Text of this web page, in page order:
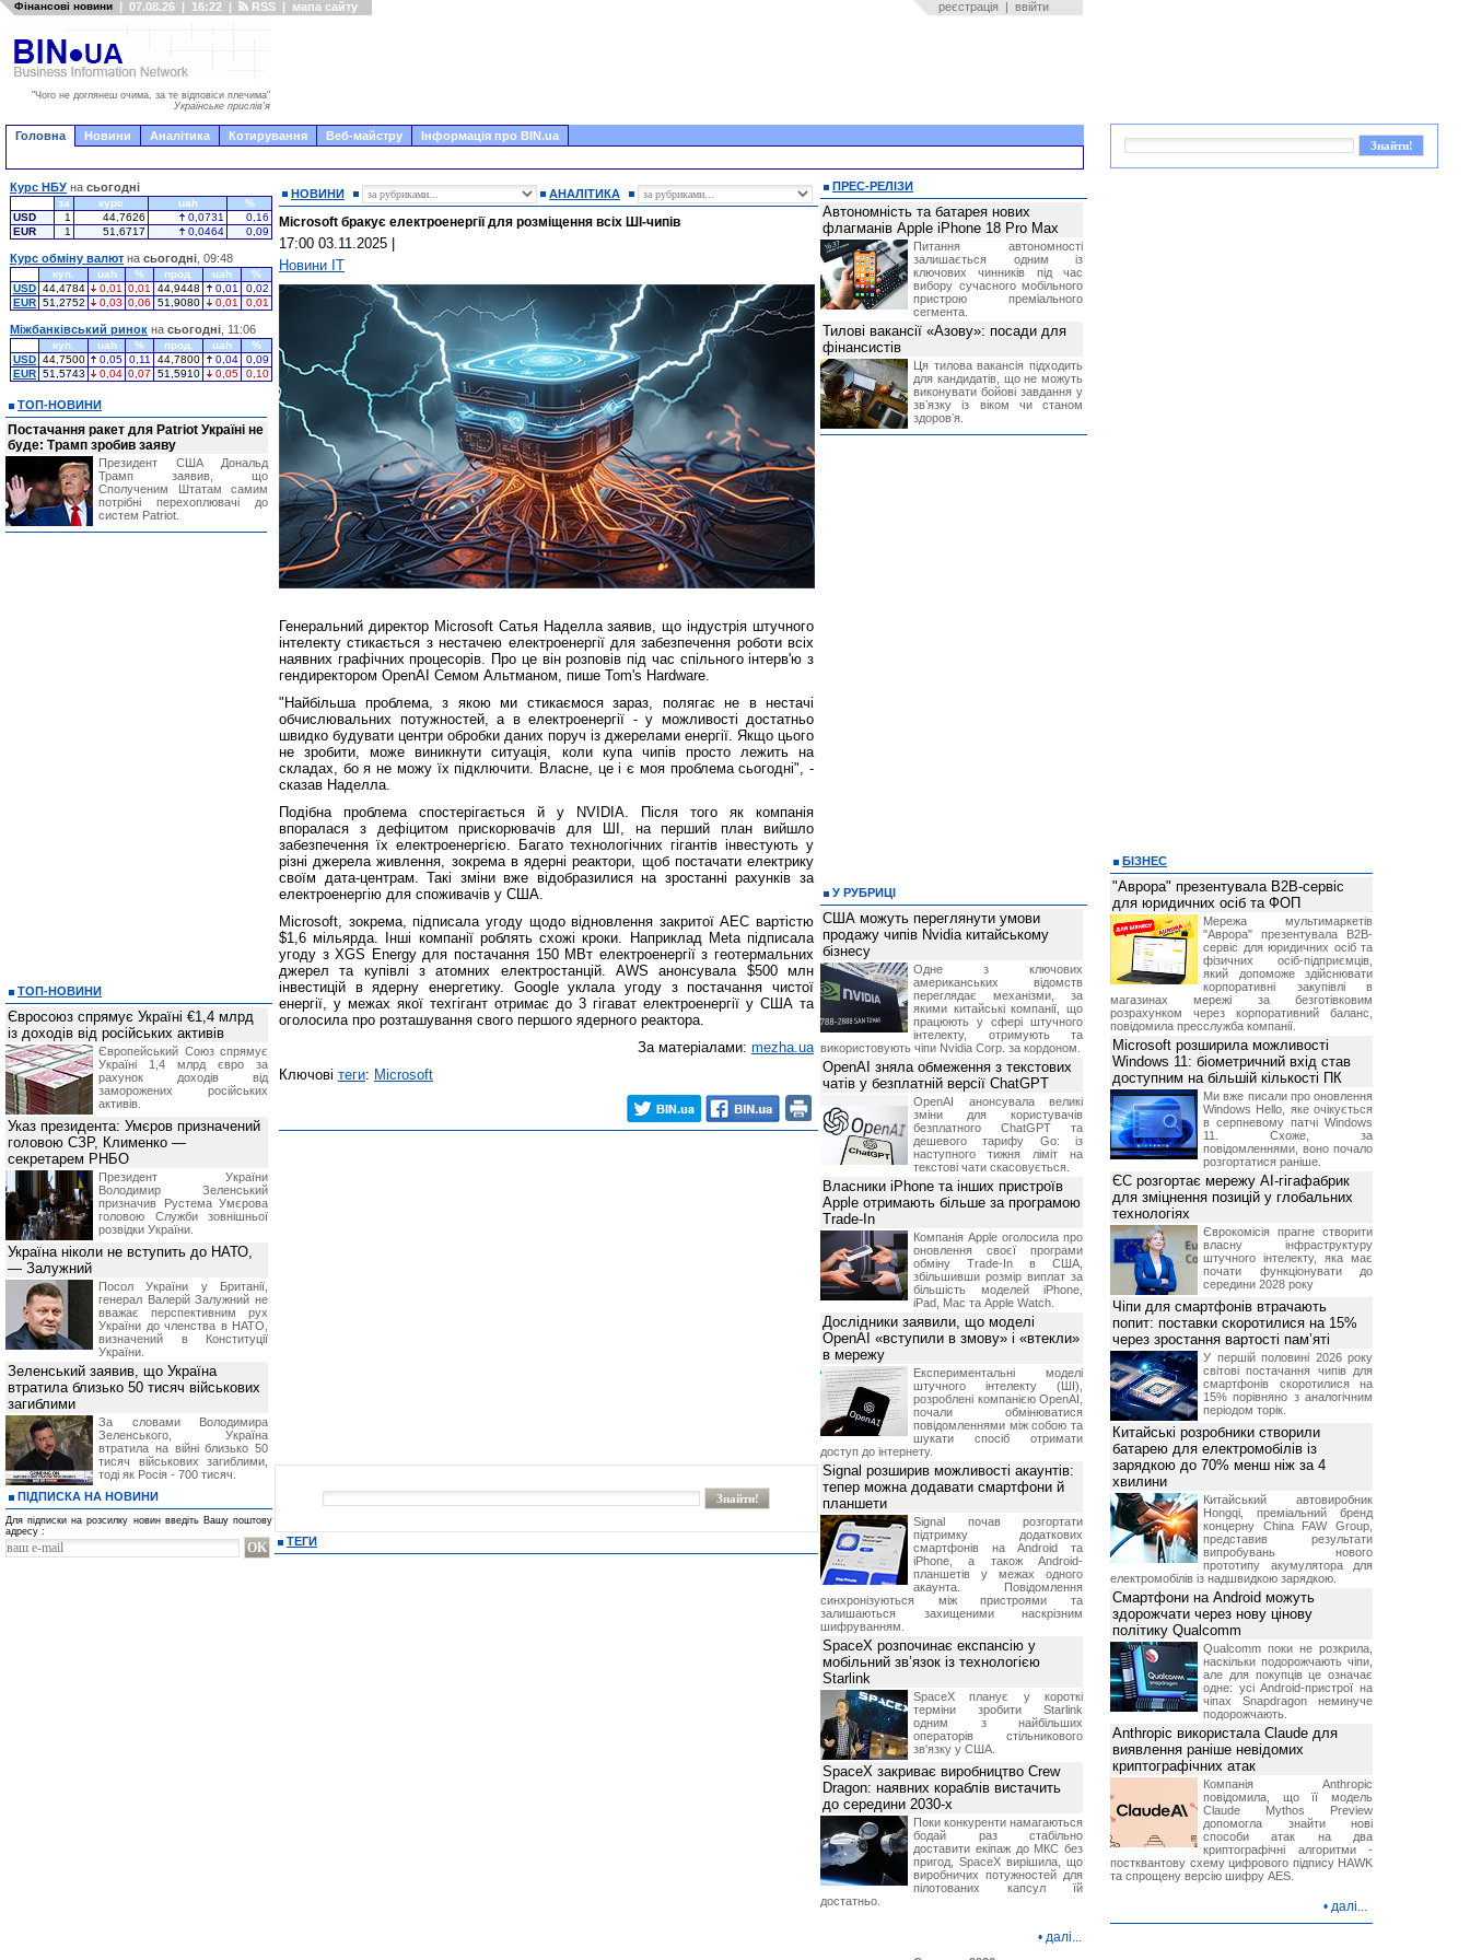
Фінансові новини | 07.08.26 | 16:22 | RSS | мапа сайту реєстрація | ввійти
"Чого не доглянеш очима, за те відповіси плечима"
Українське прислів'я
Головна Новини Аналітика Котирування Веб-майстру Інформація про BIN.ua
НОВИНИ АНАЛІТИКА
Microsoft бракує електроенергії для розміщення всіх ШІ-чипів
17:00 03.11.2025
Новини IT
Генеральний директор Microsoft Сатья Наделла заявив, що індустрія штучного
інтелекту стикається з нестачею електроенергії для забезпечення роботи всіх
наявних графічних процесорів. Про це він розповів під час спільного інтерв'ю з
гендиректором OpenAI Семом Альтманом, пише Tom's Hardware.
"Найбільша проблема, з якою ми стикаємося зараз, полягає не в нестачі
обчислювальних потужностей, а в електроенергії - у можливості достатньо
швидко будувати центри обробки даних поруч із джерелами енергії. Якщо цього
не зробити, може виникнути ситуація, коли купа чипів просто лежить на
складах, бо я не можу їх підключити. Власне, це і є моя проблема сьогодні", -
сказав Наделла.
Подібна проблема спостерігається й у NVIDIA. Після того як компанія
впоралася з дефіцитом прискорювачів для ШІ, на перший план вийшло
забезпечення їх електроенергією. Багато технологічних гігантів інвестують у
різні джерела живлення, зокрема в ядерні реактори, щоб постачати електрику
своїм дата-центрам. Такі зміни вже відобразилися на зростанні рахунків за
електроенергію для споживачів у США.
Microsoft, зокрема, підписала угоду щодо відновлення закритої АЕС вартістю
$1,6 мільярда. Інші компанії роблять схожі кроки. Наприклад Meta підписала
угоду з XGS Energy для постачання 150 МВт електроенергії з геотермальних
джерел та купівлі з атомних електростанцій. AWS анонсувала $500 млн
інвестицій в ядерну енергетику. Google уклала угоду з постачання чистої
енергії, у межах якої техгігант отримає до 3 гігават електроенергії у США та
оголосила про розташування свого першого ядерного реактора.
За матеріалами: mezha.ua
Ключові теги: Microsoft
ТЕГИ
Курс НБУ на сьогодні
за курс uah
%
USD
1 44,7626 0,0731
0,16
EUR
1 51,6717 0,0464 0,09
Курс обміну валют на сьогодні , 09:48
куп. uah % прод. uah
%
USD 44,4784 0,01 0,01 44,9448 0,01
0,02
EUR 51,2752 0,03 0,06 51,9080 0,01 0,01
Міжбанківський ринок на сьогодні , 11:06
куп. uah % прод. uah
%
USD 44,7500 0,05 0,11 44,7800 0,04
0,09
EUR 51,5743 0,04 0,07 51,5910 0,05 0,10
ТОП-НОВИНИ
Постачання ракет для Patriot Україні не
буде: Трамп зробив заяву
Президент США Дональд
Трамп заявив, що
Сполученим Штатам самим
потрібні перехоплювачі до
систем Patriot.
ТОП-НОВИНИ
Євросоюз спрямує Україні €1,4 млрд
із доходів від російських активів
Європейський Союз спрямує
Україні 1,4 млрд євро за
рахунок доходів від
заморожених російських
активів.
Указ президента: Умєров призначений
головою СЗР, Клименко —
секретарем РНБО
Президент України
Володимир Зеленський
призначив Pустема Умєрова
головою Служби зовнішньої
розвідки України.
Україна ніколи не вступить до НАТО,
— Залужний
Посол України у Британії,
генерал Валерій Залужний не
вважає перспективним рух
України до членства в НАТО,
визначений в Конституції
України.
Зеленський заявив, що Україна
втратила близько 50 тисяч військових
загиблими
За словами Володимира
Зеленського, Україна
втратила на війні близько 50
тисяч військових загиблими,
тоді як Росія - 700 тисяч.
ПІДПИСКА НА НОВИНИ
Для підписки на розсилку новин введіть Вашу поштову
адресу :
ПРЕС-РЕЛІЗИ
Автономність та батарея нових
флагманів Apple iPhone 18 Pro Max
Питання автономності
залишається одним із
ключових чинників під час
вибору сучасного мобільного
пристрою преміального
сегмента.
Тилові вакансії «Азову»: посади для
фінансистів
Ця тилова вакансія підходить
для кандидатів, що не можуть
виконувати бойові завдання у
звʼязку із віком чи станом
здоровʼя.
У РУБРИЦІ
США можуть переглянути умови
продажу чипів Nvidia китайському
бізнесу
Одне з ключових
американських відомств
переглядає механізми, за
якими китайські компанії, що
працюють у сфері штучного
інтелекту, отримують та
використовують чіпи Nvidia Corp. за кордоном.
OpenAI зняла обмеження з текстових
чатів у безплатній версії ChatGPT
OpenAI анонсувала великі
зміни для користувачів
безплатного ChatGPT та
дешевого тарифу Go: із
наступного тижня ліміт на
текстові чати скасовується.
Власники iPhone та інших пристроїв
Apple отримають більше за програмою
Trade-In
Компанія Apple оголосила про
оновлення своєї програми
обміну Trade-In в США,
збільшивши розмір виплат за
більшість моделей iPhone,
iPad, Mac та Apple Watch.
Дослідники заявили, що моделі
OpenAI «вступили в змову» і «втекли»
в мережу
Експериментальні моделі
штучного інтелекту (ШІ),
розроблені компанією OpenAI,
почали обмінюватися
повідомленнями між собою та
шукати спосіб отримати
доступ до інтернету.
Signal розширив можливості акаунтів:
тепер можна додавати смартфони й
планшети
Signal почав розгортати
підтримку додаткових
смартфонів на Android та
iPhone, а також Android-
планшетів у межах одного
акаунта. Повідомлення
синхронізуються між пристроями та
залишаються захищеними наскрізним
шифруванням.
SpaceX розпочинає експансію у
мобільний зв’язок із технологією
Starlink
SpaceX планує у короткі
терміни зробити Starlink
одним з найбільших
операторів стільникового
зв'язку у США.
SpaceX закриває виробництво Crew
Dragon: наявних кораблів вистачить
до середини 2030-х
Поки конкуренти намагаються
бодай раз стабільно
доставити екіпаж до МКС без
пригод, SpaceX вирішила, що
виробничих потужностей для
пілотованих капсул їй
достатньо.
• далі...
БІЗНЕС
"Аврора" презентувала B2B-сервіс
для юридичних осіб та ФОП
Мережа мультимаркетів
"Аврора" презентувала B2B-
сервіс для юридичних осіб та
фізичних осіб-підприємців,
який допоможе здійснювати
корпоративні закупівлі в
магазинах мережі за безготівковим
розрахунком через корпоративний баланс,
повідомила пресслужба компанії.
Microsoft розширила можливості
Windows 11: біометричний вхід став
доступним на більшій кількості ПК
Ми вже писали про оновлення
Windows Hello, яке очікується
в серпневому патчі Windows
11. Схоже, за
повідомленнями, воно почало
розгортатися раніше.
ЄС розгортає мережу AI-гігафабрик
для зміцнення позицій у глобальних
технологіях
Єврокомісія прагне створити
власну інфраструктуру
штучного інтелекту, яка має
почати функціонувати до
середини 2028 року
Чіпи для смартфонів втрачають
попит: поставки скоротилися на 15%
через зростання вартості пам’яті
У першій половині 2026 року
світові постачання чипів для
смартфонів скоротилися на
15% порівняно з аналогічним
періодом торік.
Китайські розробники створили
батарею для електромобілів із
зарядкою до 70% менш ніж за 4
хвилини
Китайський автовиробник
Hongqi, преміальний бренд
концерну China FAW Group,
представив результати
випробувань нового
прототипу акумулятора для
електромобілів із надшвидкою зарядкою.
Смартфони на Android можуть
здорожчати через нову цінову
політику Qualcomm
Qualcomm поки не розкрила,
наскільки подорожчають чіпи,
але для покупців це означає
одне: усі Android-пристрої на
чіпах Snapdragon неминуче
подорожчають.
Anthropic використала Claude для
виявлення раніше невідомих
криптографічних атак
Компанія Anthropic
повідомила, що її модель
Claude Mythos Preview
допомогла знайти нові
способи атак на два
криптографічні алгоритми -
постквантову схему цифрового підпису HAWK
та спрощену версію шифру AES.
• далі...